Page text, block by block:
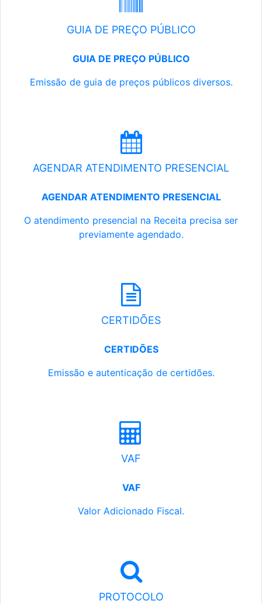
GUIA DE PREÇO PÚBLICO
GUIA DE PREÇO PÚBLICO
Emissão de guia de preços públicos diversos.
AGENDAR ATENDIMENTO PRESENCIAL
AGENDAR ATENDIMENTO PRESENCIAL
O atendimento presencial na Receita precisa ser
previamente agendado.
CERTIDÕES
CERTIDÕES
Emissão e autenticação de certidões.
VAF
VAF
Valor Adicionado Fiscal.
PROTOCOLO